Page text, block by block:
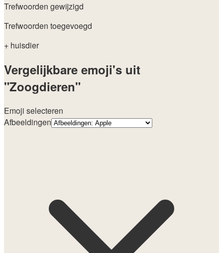
Trefwoorden gewijzigd
Trefwoorden toegevoegd
+ huisdier
Vergelijkbare emoji's uit
"Zoogdieren"
Emoji selecteren
Afbeeldingen